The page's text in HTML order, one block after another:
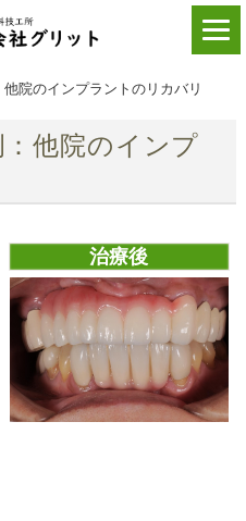
院のインプラントのリカバリ
他院のインプ
治療後